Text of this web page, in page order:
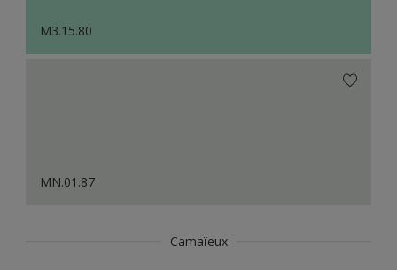
M3.15.80
MN.01.87
Camaïeux